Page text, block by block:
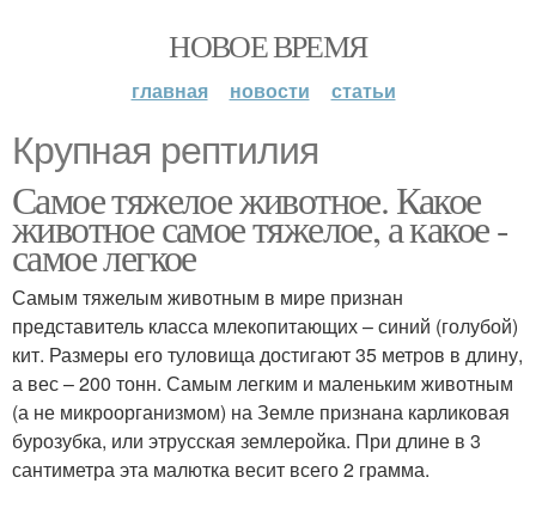
НОВОЕ ВРЕМЯ
главная новости статьи
Крупная рептилия
Самое тяжелое животное. Какое
животное самое тяжелое, а какое -
самое легкое
Самым тяжелым животным в мире признан
представитель класса млекопитающих – синий (голубой)
кит. Размеры его туловища достигают 35 метров в длину,
а вес – 200 тонн. Самым легким и маленьким животным
(а не микроорганизмом) на Земле признана карликовая
бурозубка, или этрусская землеройка. При длине в 3
сантиметра эта малютка весит всего 2 грамма.